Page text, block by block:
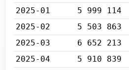
2025-01
5 999 114
2025-02
5 503 863
2025-03
6 652 213
2025-04
5 910 839